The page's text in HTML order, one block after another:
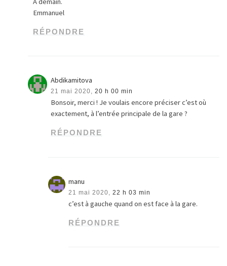
Emmanuel
RÉPONDRE
Abdikamitova
21 mai 2020, 20 h 00 min
Bonsoir, merci ! Je voulais encore préciser c’est où
exactement, à l’entrée principale de la gare ?
RÉPONDRE
manu
21 mai 2020, 22 h 03 min
c’est à gauche quand on est face à la gare.
RÉPONDRE